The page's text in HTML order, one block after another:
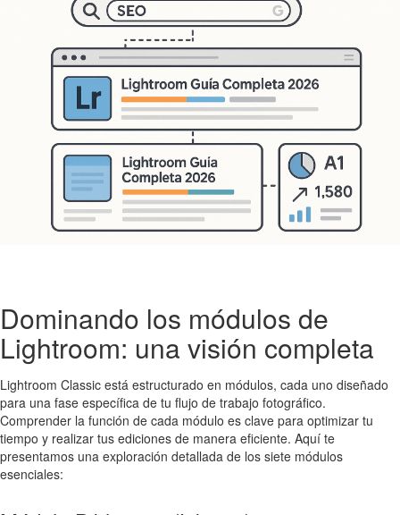
Dominando los módulos de
Lightroom: una visión completa
Lightroom Classic está estructurado en módulos, cada uno diseñado
para una fase específica de tu flujo de trabajo fotográfico.
Comprender la función de cada módulo es clave para optimizar tu
tiempo y realizar tus ediciones de manera eficiente. Aquí te
presentamos una exploración detallada de los siete módulos
esenciales: